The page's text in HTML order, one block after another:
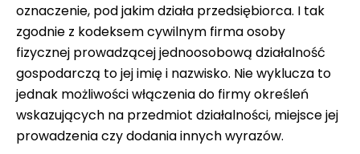
oznaczenie, pod jakim działa przedsiębiorca. I tak
zgodnie z kodeksem cywilnym firma osoby
fizycznej prowadzącej jednoosobową działalność
gospodarczą to jej imię i nazwisko. Nie wyklucza to
jednak możliwości włączenia do firmy określeń
wskazujących na przedmiot działalności, miejsce jej
prowadzenia czy dodania innych wyrazów.